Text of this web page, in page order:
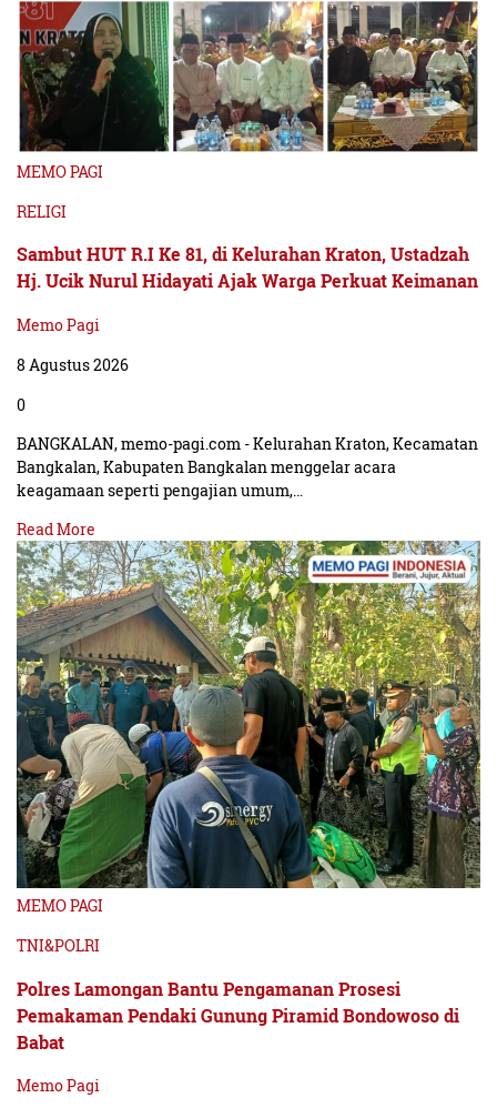
MEMO PAGI
RELIGI
Sambut HUT R.I Ke 81, di Kelurahan Kraton, Ustadzah
Hj. Ucik Nurul Hidayati Ajak Warga Perkuat Keimanan
Memo Pagi
8 Agustus 2026
0
BANGKALAN, memo-pagi.com - Kelurahan Kraton, Kecamatan
Bangkalan, Kabupaten Bangkalan menggelar acara
keagamaan seperti pengajian umum,…
Read More
MEMO PAGI
TNI&POLRI
Polres Lamongan Bantu Pengamanan Prosesi
Pemakaman Pendaki Gunung Piramid Bondowoso di
Babat
Memo Pagi